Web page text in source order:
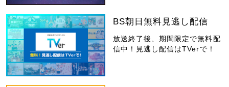
BS朝日無料見逃し配信
放送終了後、期間限定で無料配
信中！見逃し配信はTVerで！